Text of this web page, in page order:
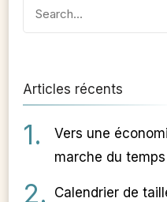
for:
Articles récents
Vers une
marche du
Calendrier de